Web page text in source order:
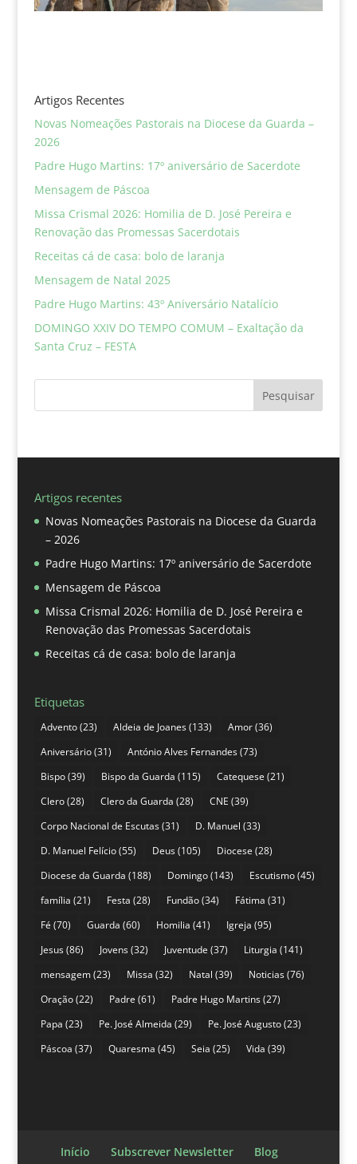
Artigos Recentes
Novas Nomeações Pastorais na Diocese da Guarda –
2026
Padre Hugo Martins: 17º aniversário de Sacerdote
Mensagem de Páscoa
Missa Crismal 2026: Homilia de D. José Pereira e
Renovação das Promessas Sacerdotais
Receitas cá de casa: bolo de laranja
Mensagem de Natal 2025
Padre Hugo Martins: 43º Aniversário Natalício
DOMINGO XXIV DO TEMPO COMUM – Exaltação da
Santa Cruz – FESTA
Pesquisar
Artigos recentes
Novas Nomeações Pastorais na Diocese da Guarda
– 2026
Padre Hugo Martins: 17º aniversário de Sacerdote
Mensagem de Páscoa
Missa Crismal 2026: Homilia de D. José Pereira e
Renovação das Promessas Sacerdotais
Receitas cá de casa: bolo de laranja
Etiquetas
Advento(23) Aldeia de Joanes(133) Amor(36)
Aniversário(31) António Alves Fernandes(73)
Bispo(39) Bispo da Guarda (115) Catequese (21)
Clero(28) Clero da Guarda (28) CNE (39)
Corpo Nacional de Escutas(31) D. Manuel (33)
D. Manuel Felício(55) Deus(105) Diocese (28)
Diocese da Guarda (188) Domingo(143) Escutismo(45)
família (21) Festa (28) Fundão(34) Fátima (31)
Fé (70) Guarda (60) Homilia (41) Igreja (95)
Jesus(86) Jovens(32) Juventude (37) Liturgia (141)
mensagem(23) Missa (32) Natal (39) Noticias(76)
Oração(22) Padre (61) Padre Hugo Martins(27)
Papa (23) Pe. José Almeida (29) Pe. José Augusto(23)
Páscoa (37) Quaresma (45) Seia (25) Vida (39)
Início Subscrever Newsletter
Blog